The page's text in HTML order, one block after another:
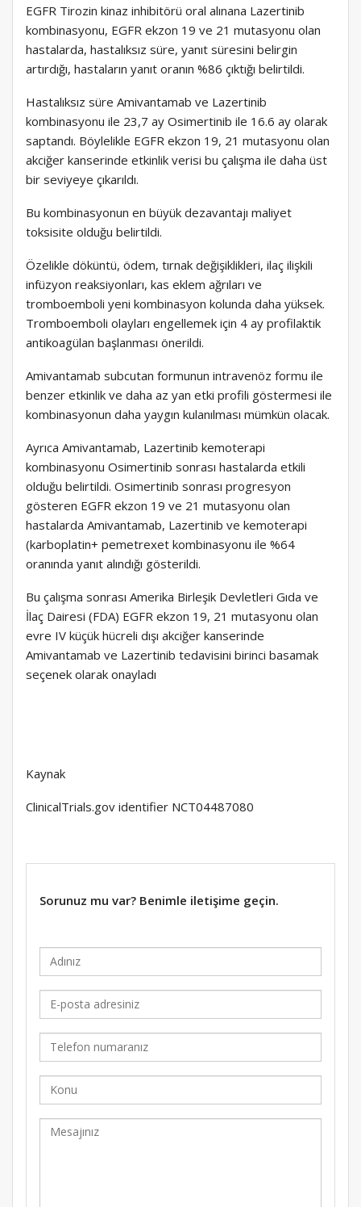
EGFR Tirozin kinaz inhibitörü oral alınana Lazertinib
kombinasyonu, EGFR ekzon 19 ve 21 mutasyonu olan
hastalarda, hastalıksız süre, yanıt süresini belirgin
artırdığı, hastaların yanıt oranın %86 çıktığı belirtildi.
Hastalıksız süre Amivantamab ve Lazertinib
kombinasyonu ile 23,7 ay Osimertinib ile 16.6 ay olarak
saptandı. Böylelikle EGFR ekzon 19, 21 mutasyonu olan
akciğer kanserinde etkinlik verisi bu çalışma ile daha üst
bir seviyeye çıkarıldı.
Bu kombinasyonun en büyük dezavantajı maliyet
toksisite olduğu belirtildi.
Özelikle döküntü, ödem, tırnak değişiklikleri, ilaç ilişkili
infüzyon reaksiyonları, kas eklem ağrıları ve
tromboemboli yeni kombinasyon kolunda daha yüksek.
Tromboemboli olayları engellemek için 4 ay profilaktik
antikoagülan başlanması önerildi.
Amivantamab subcutan formunun intravenöz formu ile
benzer etkinlik ve daha az yan etki profili göstermesi ile
kombinasyonun daha yaygın kulanılması mümkün olacak.
Ayrıca Amivantamab, Lazertinib kemoterapi
kombinasyonu Osimertinib sonrası hastalarda etkili
olduğu belirtildi. Osimertinib sonrası progresyon
gösteren EGFR ekzon 19 ve 21 mutasyonu olan
hastalarda Amivantamab, Lazertinib ve kemoterapi
(karboplatin+ pemetrexet kombinasyonu ile %64
oranında yanıt alındığı gösterildi.
Bu çalışma sonrası Amerika Birleşik Devletleri Gıda ve
İlaç Dairesi (FDA) EGFR ekzon 19, 21 mutasyonu olan
evre IV küçük hücreli dışı akciğer kanserinde
Amivantamab ve Lazertinib tedavisini birinci basamak
seçenek olarak onayladı
Kaynak
ClinicalTrials.gov identifier NCT04487080
Sorunuz mu var? Benimle iletişime geçin.